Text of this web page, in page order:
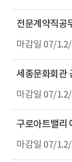
전문계약직공
07/
세종문화회관
07/
구로아트밸리
07/